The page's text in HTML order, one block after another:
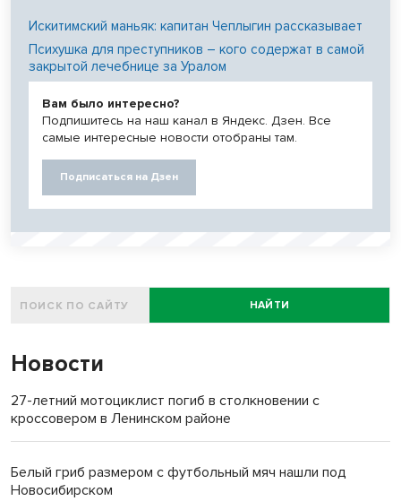
Искитимский маньяк: капитан Чеплыгин рассказывает
Психушка для преступников – кого содержат в самой
закрытой лечебнице за Уралом
Вам было интересно?
Подпишитесь на наш канал в Яндекс. Дзен. Все
самые интересные новости отобраны там.
Подписаться на Дзен
НАЙТИ
Новости
27-летний мотоциклист погиб в столкновении с
кроссовером в Ленинском районе
Белый гриб размером с футбольный мяч нашли под
Новосибирском